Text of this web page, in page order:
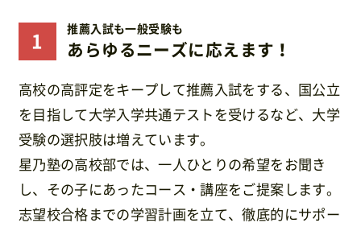
推薦入試も一般受験も
あらゆるニーズに応えます！
高校の高評定をキープして推薦入試をする、国公立
を目指して大学入学共通テストを受けるなど、大学
受験の選択肢は増えています。
星乃塾の高校部では、一人ひとりの希望をお聞き
し、その子にあったコース・講座をご提案します。
志望校合格までの学習計画を立て、徹底的にサポー